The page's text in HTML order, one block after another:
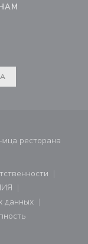
в новом
((открывается в
ресторана
в новом
в новом окне))
в новом окне))
данных
в новом окне))
окне))
((открывается в